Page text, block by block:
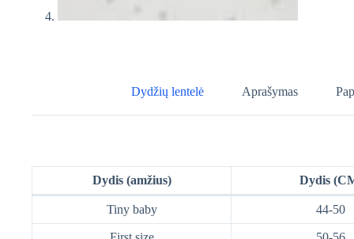
Dydžių lentelė Aprašymas
Dydis (amžius) Dydis
Tiny baby 44-50